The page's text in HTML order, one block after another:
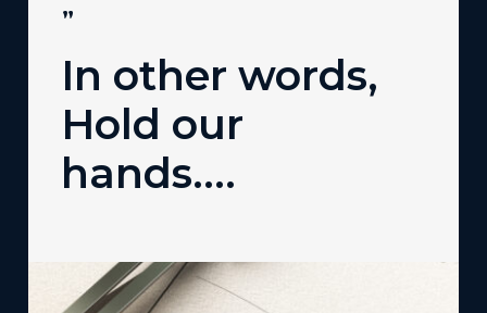
"
In other words,
Hold our
hands….